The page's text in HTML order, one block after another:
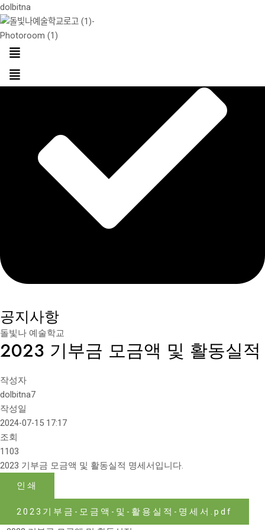
콘
텐
츠
dolbitna
Menu
공지사항
돌빛나 예술학교
2023 기부금 모금액 및 활동실적
작성자
dolbitna7
작성일
2024-07-15 17:17
조회
1103
2023 기부금 모금액 및 활동실적 명세서입니다.
인쇄
2023기부금-모금액-및-활용실적-명세서.pdf